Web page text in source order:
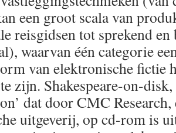
een groot scala van
reisgidsen tot sprekend en
waarvan één categorie
van elektronische fictie
zijn. Shakespeare-on-disk,
dat door CMC
uitgeverij, op cd-rom is